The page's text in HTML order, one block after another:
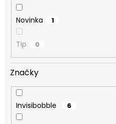
Novinka 1
Tip 0
Značky
Invisibobble 6